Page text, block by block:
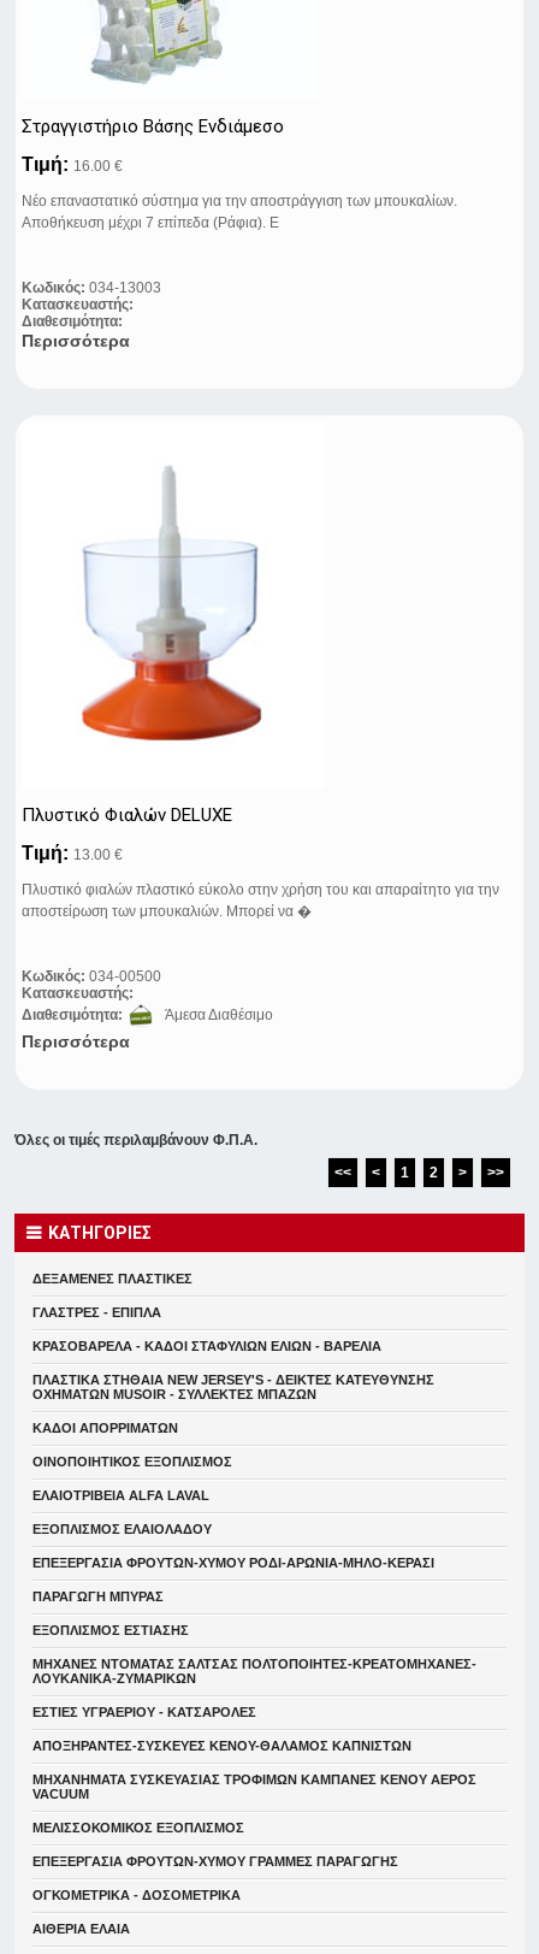
Στραγγιστήριο Βάσης Ενδιάμεσο
Τιμή: 16.00 €
Νέο επαναστατικό σύστημα για την αποστράγγιση των μπουκαλίων.
Αποθήκευση μέχρι 7 επίπεδα (Ράφια). Ε
Κωδικός: 034-13003
Κατασκευαστής:
Διαθεσιμότητα:
Περισσότερα
Πλυστικό Φιαλών DELUXE
Τιμή: 13.00 €
Πλυστικό φιαλών πλαστικό εύκολο στην χρήση του και απαραίτητο για την
αποστείρωση των μπουκαλιών. Μπορεί να �
Κωδικός: 034-00500
Κατασκευαστής:
Διαθεσιμότητα:
Άμεσα Διαθέσιμο
Περισσότερα
Όλες οι τιμές περιλαμβάνουν Φ.Π.Α.
<<
< 1 2 > >>
ΚΑΤΗΓΟΡΙΕΣ
ΔΕΞΑΜΕΝΕΣ ΠΛΑΣΤΙΚΕΣ
ΓΛΑΣΤΡΕΣ - ΕΠΙΠΛΑ
ΚΡΑΣΟΒΑΡΕΛΑ - ΚΑΔΟΙ ΣΤΑΦΥΛΙΩΝ ΕΛΙΩΝ - ΒΑΡΕΛΙΑ
ΠΛΑΣΤΙΚΑ ΣΤΗΘΑΙΑ NEW JERSEY'S - ΔΕΙΚΤΕΣ ΚΑΤΕΥΘYΝΣΗΣ
ΟΧΗΜΑΤΩΝ MUSOIR - ΣΥΛΛΕΚΤΕΣ ΜΠΑΖΩΝ
ΚΑΔΟΙ ΑΠΟΡΡΙΜΑΤΩΝ
ΟΙΝΟΠΟΙΗΤΙΚΟΣ ΕΞΟΠΛΙΣΜΟΣ
ΕΛΑΙΟΤΡΙΒΕΙΑ ALFA LAVAL
ΕΞΟΠΛΙΣΜΟΣ ΕΛΑΙΟΛΑΔΟΥ
ΕΠΕΞΕΡΓΑΣΙΑ ΦΡΟΥΤΩΝ-ΧΥΜΟΥ ΡΟΔΙ-ΑΡΩΝΙΑ-ΜΗΛΟ-ΚΕΡΑΣΙ
ΠΑΡΑΓΩΓΗ ΜΠΥΡΑΣ
ΕΞΟΠΛΙΣΜΟΣ ΕΣΤΙΑΣΗΣ
ΜΗΧΑΝΕΣ ΝΤΟΜΑΤΑΣ ΣΑΛΤΣΑΣ ΠΟΛΤΟΠΟΙΗΤΕΣ-ΚΡΕΑΤΟΜΗΧΑΝΕΣ-
ΛΟΥΚΑΝΙΚΑ-ΖΥΜΑΡΙΚΩΝ
ΕΣΤΙΕΣ ΥΓΡΑΕΡΙΟΥ - ΚΑΤΣΑΡΟΛΕΣ
ΑΠΟΞΗΡΑΝΤΕΣ-ΣΥΣΚΕΥΕΣ ΚΕΝΟΥ-ΘΑΛΑΜΟΣ ΚΑΠΝΙΣΤΩΝ
ΜΗΧΑΝΗΜΑΤΑ ΣΥΣΚΕΥΑΣΙΑΣ ΤΡΟΦΙΜΩΝ ΚΑΜΠΑΝΕΣ ΚΕΝΟΥ ΑΕΡΟΣ
VACUUM
ΜΕΛΙΣΣΟΚΟΜΙΚΟΣ ΕΞΟΠΛΙΣΜΟΣ
ΕΠΕΞΕΡΓΑΣΙΑ ΦΡΟΥΤΩΝ-ΧΥΜΟΥ ΓΡΑΜΜΕΣ ΠΑΡΑΓΩΓΗΣ
ΟΓΚΟΜΕΤΡΙΚΑ - ΔΟΣΟΜΕΤΡΙΚΑ
ΑΙΘΕΡΙΑ ΕΛΑΙΑ